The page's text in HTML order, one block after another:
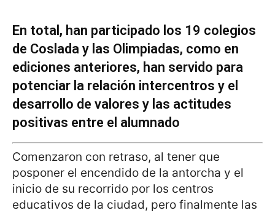
En total, han participado los 19 colegios
de Coslada y las Olimpiadas, como en
ediciones anteriores, han servido para
potenciar la relación intercentros y el
desarrollo de valores y las actitudes
positivas entre el alumnado
Comenzaron con retraso, al tener que
posponer el encendido de la antorcha y el
inicio de su recorrido por los centros
educativos de la ciudad, pero finalmente las